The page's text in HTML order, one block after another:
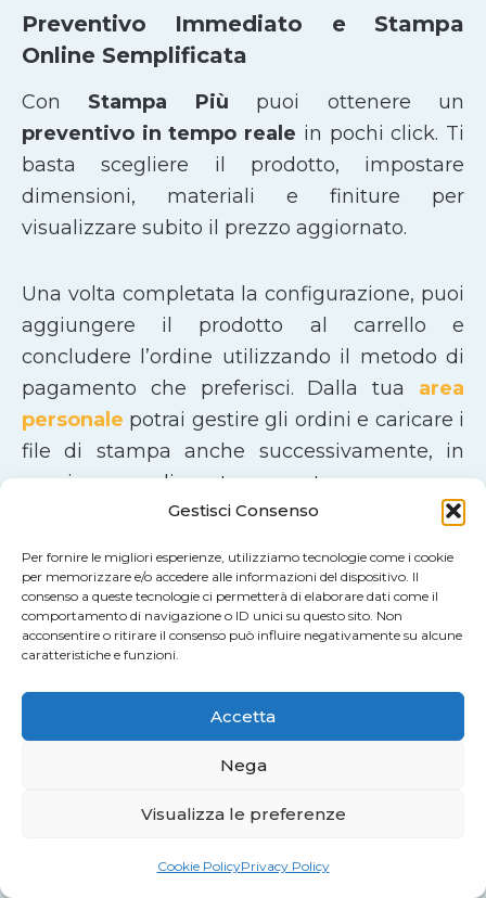
Gestisci Consenso
Per fornire le migliori esperienze, utilizziamo tecnologie come i cookie
per memorizzare e/o accedere alle informazioni del dispositivo. Il
consenso a queste tecnologie ci permetterà di elaborare dati come il
comportamento di navigazione o ID unici su questo sito. Non
acconsentire o ritirare il consenso può influire negativamente su alcune
caratteristiche e funzioni.
Accetta
Nega
Visualizza le preferenze
Cookie PolicyPrivacy Policy
Preventivo Immediato e Stampa
Online Semplificata
Con Stampa Più puoi ottenere un
preventivo in tempo reale in pochi click. Ti
basta scegliere il prodotto, impostare
dimensioni, materiali e finiture per
visualizzare subito il prezzo aggiornato.
Una volta completata la configurazione, puoi
aggiungere il prodotto al carrello e
concludere l’ordine utilizzando il metodo di
pagamento che preferisci. Dalla tua area
personale potrai gestire gli ordini e caricare i
file di stampa anche successivamente, in
maniera semplice e trasparente.
Un Servizio di Stampa Apprezzato dai
Nostri Clienti
La qualità del nostro lavoro è confermata da
chi ci sceglie ogni giorno.
valutazione media di4,8 su 5 su Google,
basata sulle recensioni di clienti soddisfatti
Aziende, professionisti e privati apprezzano
qualità di stampa, lacura dei materiali